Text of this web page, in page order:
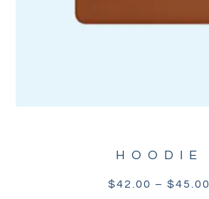
HOODIE
$42.00 – $45.00